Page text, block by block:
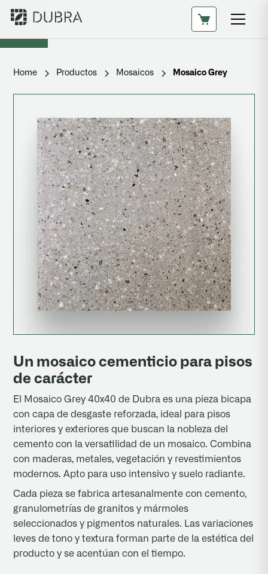
Home Productos Mosaicos Mosaico Grey
Un mosaico cementicio para pisos
de carácter
El Mosaico Grey 40x40 de Dubra es una pieza bicapa
con capa de desgaste reforzada, ideal para pisos
interiores y exteriores que buscan la nobleza del
cemento con la versatilidad de un mosaico. Combina
con maderas, metales, vegetación y revestimientos
modernos. Apto para uso intensivo y suelo radiante.
Cada pieza se fabrica artesanalmente con cemento,
granulometrías de granitos y mármoles
seleccionados y pigmentos naturales. Las variaciones
leves de tono y textura forman parte de la estética del
producto y se acentúan con el tiempo.